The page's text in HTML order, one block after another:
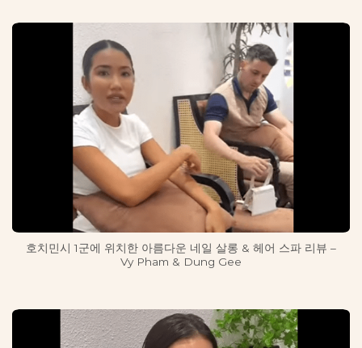
호치민시 1군에 위치한 아름다운 네일 살롱 & 헤어 스파 리뷰 –
Vy Pham & Dung Gee